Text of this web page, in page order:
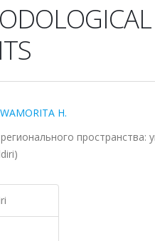
H.
пространства: